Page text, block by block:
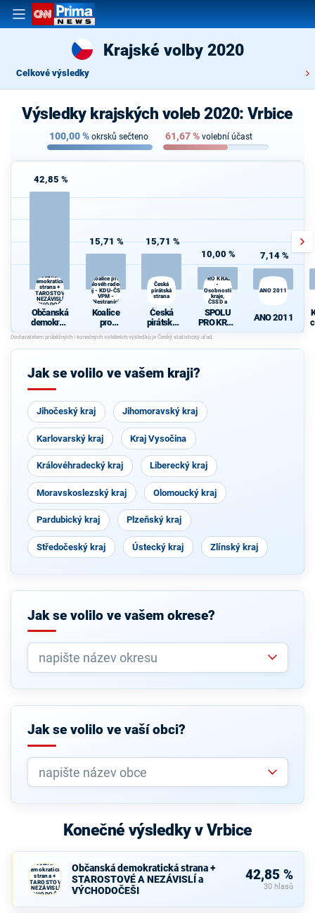
Krajské volby 2020
Celkové výsledky
Výsledky krajských voleb 2020: Vrbice
100,00% okrsků sečteno 61,67% volební účast
42,85 %
Občanská
demokratická
strana +
STAROSTOVÉ
A NEZÁVISLÍ a
VÝCHODOČEŠI
Občanská
demokrati
cká strana
+
STAROST
NEZÁVISL
VÝCHODO
ČEŠI
15,71 %
Koalice pro
Královéhradecký
kraj - KDU-ČSL -
VPM -
Nestraníci
Koalice
pro
Královéhra
decký kraj
- KDU-
VPM -
15,71 %
Česká
pirátská
strana
Česká
pirátská
strana
10,00 %
PRO KRAJ
-
Osobnosti
kraje,
ČSSD a
SPOLU
PRO KRAJ
Osobnosti
kraje,
7,14 %
ANO 2011
ANO 2011
Jak se volilo ve vašem kraji?
Jihočeský kraj Jihomoravský kraj
Karlovarský kraj Kraj Vysočina
Královéhradecký kraj Liberecký kraj
Moravskoslezský kraj Olomoucký kraj
Pardubický kraj Plzeňský kraj
Středočeský kraj Ústecký kraj Zlínský kraj
Jak se volilo ve vašem okrese?
Jak se volilo ve vaší obci?
Konečné výsledky v Vrbice
Občanská
demokratická
strana +
STAROSTOVÉ
A NEZÁVISLÍ a
VÝCHODOČEŠI
Občanská demokratická strana +
STAROSTOVÉ A NEZÁVISLÍ a
VÝCHODOČEŠI
42,85 %
30 hlasů